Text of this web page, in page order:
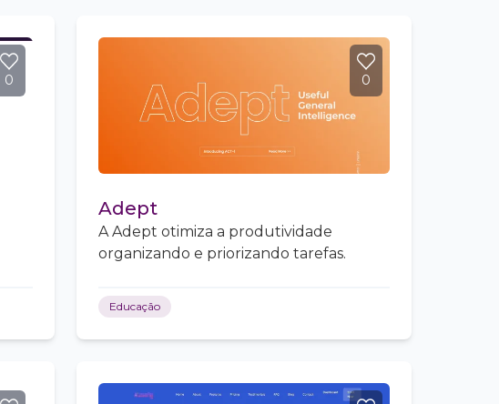
0 0
Adept
A Adept otimiza a produtividade
organizando e priorizando tarefas.
Educação